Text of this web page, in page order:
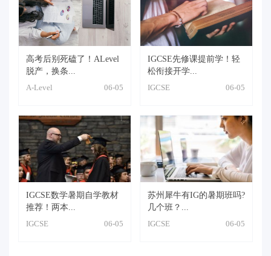
高考后别死磕了！ALevel
脱产，换条...
A-Level
06-05
IGCSE先修课提前学！轻
松衔接开学...
IGCSE
06-05
IGCSE数学暑期自学教材
推荐！两本...
IGCSE
06-05
苏州犀牛有IG的暑期班吗?
几个班？...
IGCSE
06-05